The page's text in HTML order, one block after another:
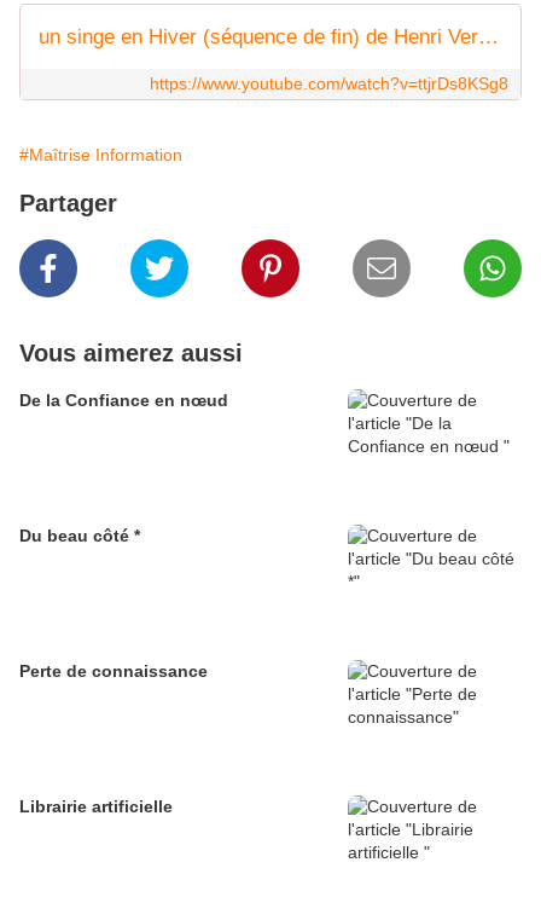
un singe en Hiver (séquence de fin) de Henri Verneuil (1963)
https://www.youtube.com/watch?v=ttjrDs8KSg8
#Maîtrise Information
Partager
Vous aimerez aussi
De la Confiance en nœud
Du beau côté *
Perte de connaissance
Librairie artificielle